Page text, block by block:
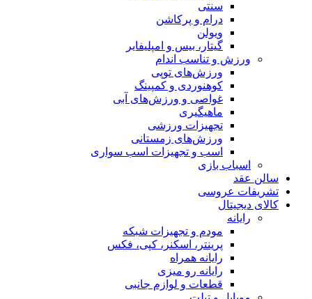
سنتی
درام و پرکاشن
ویولن
گیتار، بیس و امپلیفایر
ورزش و تناسب اندام
ورزش‌های توپی
کوهنوردی و کمپینگ
غواصی و ورزش‌های آبی
ماهیگیری
تجهیزات ورزشی
ورزش‌های زمستانی
اسب و تجهیزات اسب سواری
اسباب‌ بازی
سالن عقد
تشریفات عروسی
کالای دیجیتال
رایانه
مودم و تجهیزات شبکه
پرینتر، اسکنر، کپی، فکس
رایانه همراه
رایانه رو میزی
قطعات و لوازم جانبی